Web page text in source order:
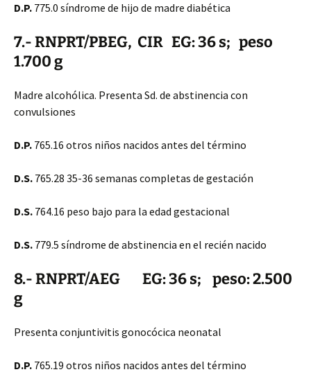
D.P. 775.0 síndrome de hijo de madre diabética
7.- RNPRT/PBEG, CIR EG: 36 s; peso
1.700 g
Madre alcohólica. Presenta Sd. de abstinencia con
convulsiones
D.P. 765.16 otros niños nacidos antes del término
D.S. 765.28 35-36 semanas completas de gestación
D.S. 764.16 peso bajo para la edad gestacional
D.S. 779.5 síndrome de abstinencia en el recién nacido
8.- RNPRT/AEG EG: 36 s; peso: 2.500
g
Presenta conjuntivitis gonocócica neonatal
D.P. 765.19 otros niños nacidos antes del término